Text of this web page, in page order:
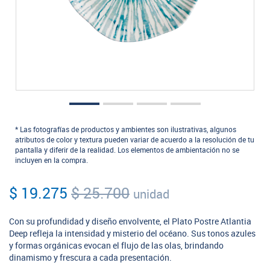
* Las fotografías de productos y ambientes son ilustrativas, algunos
atributos de color y textura pueden variar de acuerdo a la resolución de tu
pantalla y diferir de la realidad. Los elementos de ambientación no se
incluyen en la compra.
$ 19.275 $ 25.700 unidad
Con su profundidad y diseño envolvente, el Plato Postre Atlantia
Deep refleja la intensidad y misterio del océano. Sus tonos azules
y formas orgánicas evocan el flujo de las olas, brindando
dinamismo y frescura a cada presentación.